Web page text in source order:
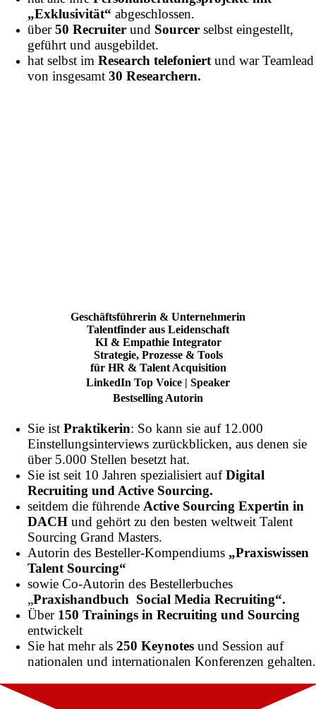
„Exklusivität“abgeschlossen.
über50 Recruiterund Sourcerselbst eingestellt,
geführt und ausgebildet.
hat selbst imResearch telefoniertund war Teamlead
von insgesamt30 Researchern.
Geschäftsführerin & Unternehmerin
Talentfinder aus Leidenschaft
KI & Empathie Integrator
Strategie, Prozesse & Tools
für HR & Talent Acquisition
LinkedIn Top Voice | Speaker
Bestselling Autorin
Sie istPraktikerin: So kann sie auf 12.000
Einstellungsinterviews zurückblicken, aus denen sie
über 5.000 Stellen besetzt hat.
Sie ist seit 10 Jahren spezialisiert aufDigital
Recruiting und Active Sourcing.
seitdem die führende Active Sourcing Expertin in
DACH und gehört zu den besten weltweit Talent
Sourcing Grand Masters.
Autorin des Besteller-Kompendiums „Praxiswissen
Talent Sourcing“
sowie Co-Autorin des Bestellerbuches
„Praxishandbuch Social Media Recruiting“.
Über 150 Trainings in Recruiting und Sourcing
entwickelt
Sie hat mehr als250Keynotes und Session auf
nationalen und internationalen Konferenzen gehalten.